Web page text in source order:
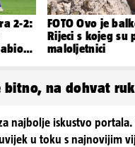
2-2:
FOTO Ovo je
Rijeci s kojeg su
maloljetnici
bitno, na dohvat
najbolje iskustvo portala.
u toku s najnovijim